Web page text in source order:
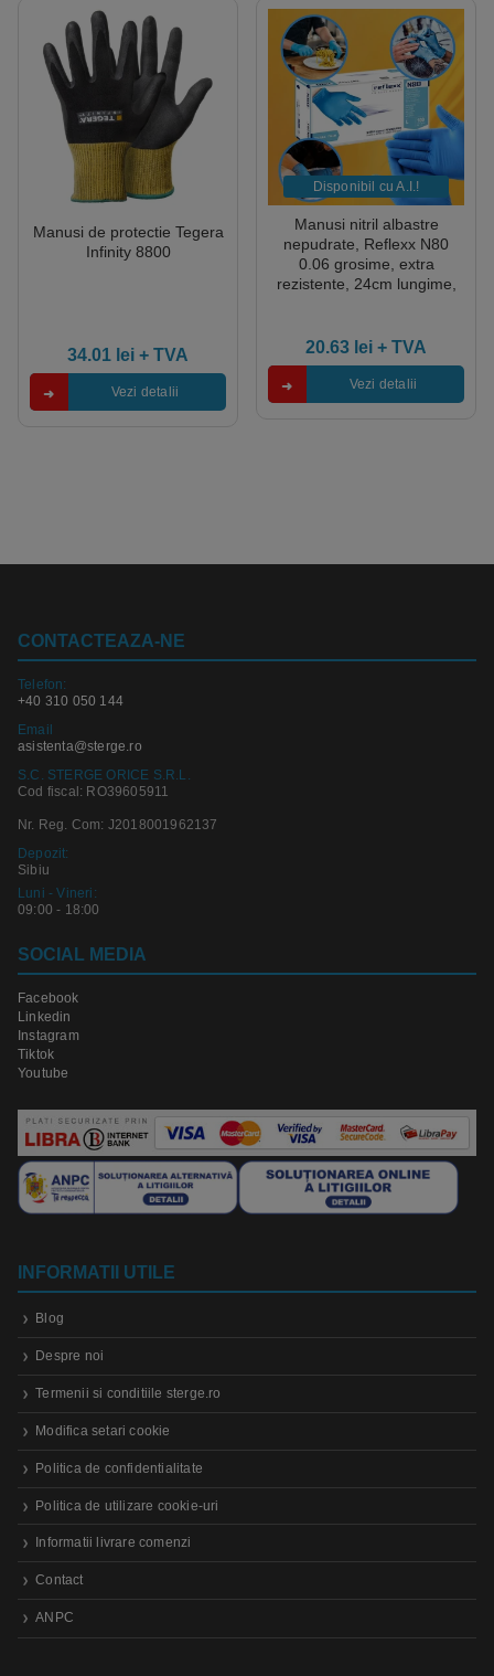
Manusi de protectie Tegera
Infinity 8800
34.01 lei + TVA
Vezi detalii
Disponibil cu A.I.​!
Manusi nitril albastre
nepudrate, Reflexx N80
0.06 grosime, extra
rezistente, 24cm lungime,
20.63 lei + TVA
Vezi detalii
CONTACTEAZA-NE
Telefon:
+40 310 050 144
Email
asistenta@sterge.ro
S.C. STERGE ORICE S.R.L.
Cod fiscal: RO39605911
Nr. Reg. Com: J2018001962137
Depozit:
Sibiu
Luni - Vineri:
09:00 - 18:00
SOCIAL MEDIA
Facebook
Linkedin
Instagram
Tiktok
Youtube
INFORMATII UTILE
Blog
Despre noi
Termenii si conditiile sterge.ro
Modifica setari cookie
Politica de confidentialitate
Politica de utilizare cookie-uri
Informatii livrare comenzi
Contact
ANPC